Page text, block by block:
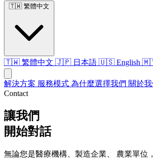
🇹🇼 繁體中文
🇹🇼 繁體中文 🇯🇵 日本語 🇺🇸 English 🇲🇾
解決方案 服務模式 為什麼選擇我們 關於我
Contact
讓我們
開始對話
無論您是醫療機構、製造企業、 農業單位